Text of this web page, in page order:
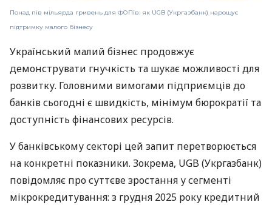
Понад пів мільярда гривень для ФОПів: як UGB (Укргазбанк) нарощує
підтримку малого бізнесу
Український малий бізнес продовжує
демонструвати гнучкість та шукає можливості для
розвитку. Головними вимогами підприємців до
банків сьогодні є швидкість, мінімум бюрократії та
доступність фінансових ресурсів.
У банківському секторі цей запит перетворюється
на конкретні показники. Зокрема, UGB (Укргазбанк)
повідомляє про суттєве зростання у сегменті
мікрокредитування: з грудня 2025 року кредитний